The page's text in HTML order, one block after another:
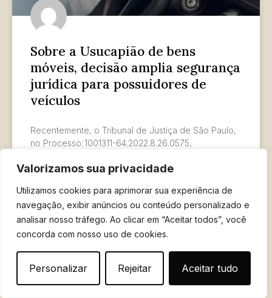
Valorizamos sua privacidade
Utilizamos cookies para aprimorar sua experiência de
navegação, exibir anúncios ou conteúdo personalizado e
analisar nosso tráfego. Ao clicar em “Aceitar todos”, você
concorda com nosso uso de cookies.
Personalizar Rejeitar Aceitar tudo
Sobre a Usucapião de bens
móveis, decisão amplia segurança
jurídica para possuidores de
veículos
Recentemente, o Tribunal de Justiça de São Paulo,
no Processo: 1001311-64.2022.8.26.0575,
sido doado verbalmente por um tio falecido,
27 de maio de 2025